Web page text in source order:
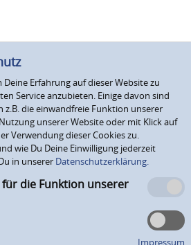
Erfahrung auf dieser Website zu
Service anzubieten. Einige davon sind
z.B. die einwandfreie Funktion unserer
unserer Website oder mit Klick auf
Verwendung dieser Cookies zu.
wie Du Deine Einwilligung jederzeit
in unserer Datenschutzerklärung.
die Funktion unserer
Impressum